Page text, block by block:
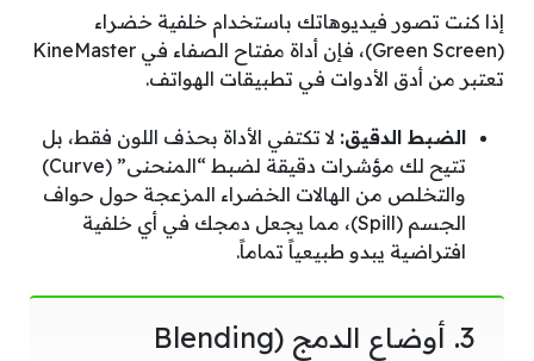
إذا كنت تصور فيديوهاتك باستخدام خلفية خضراء
(Green Screen)، فإن أداة مفتاح الصفاء في KineMaster
تعتبر من أدق الأدوات في تطبيقات الهواتف.
الضبط الدقيق: لا تكتفي الأداة بحذف اللون فقط، بل
تتيح لك مؤشرات دقيقة لضبط “المنحنى” (Curve)
والتخلص من الهالات الخضراء المزعجة حول حواف
الجسم (Spill)، مما يجعل دمجك في أي خلفية
افتراضية يبدو طبيعياً تماماً.
3. أوضاع الدمج (Blending